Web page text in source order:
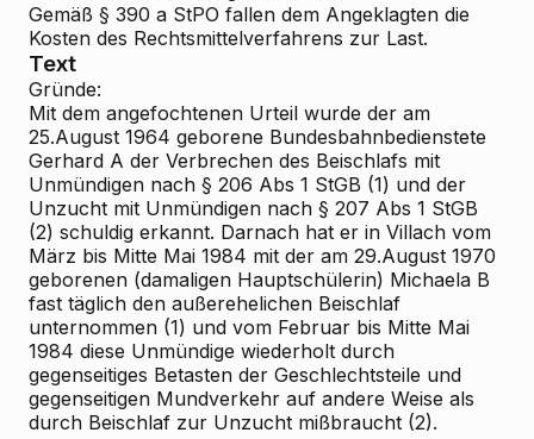
Gemäß § 390 a StPO fallen dem Angeklagten die
Kosten des Rechtsmittelverfahrens zur Last.
Text
Gründe:
Mit dem angefochtenen Urteil wurde der am
25.August 1964 geborene Bundesbahnbedienstete
Gerhard A der Verbrechen des Beischlafs mit
Unmündigen nach § 206 Abs 1 StGB (1) und der
Unzucht mit Unmündigen nach § 207 Abs 1 StGB
(2) schuldig erkannt. Darnach hat er in Villach vom
März bis Mitte Mai 1984 mit der am 29.August 1970
geborenen (damaligen Hauptschülerin) Michaela B
fast täglich den außerehelichen Beischlaf
unternommen (1) und vom Februar bis Mitte Mai
1984 diese Unmündige wiederholt durch
gegenseitiges Betasten der Geschlechtsteile und
gegenseitigen Mundverkehr auf andere Weise als
durch Beischlaf zur Unzucht mißbraucht (2).